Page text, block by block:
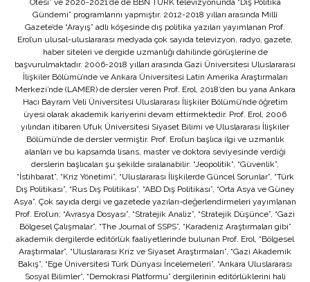
Gündemi” programlarını yapmıştır. 2012-2018 yılları arasında Millî
Gazete’de “Arayış” adlı köşesinde dış politika yazıları yayımlanan Prof.
Erol’un ulusal-uluslararası medyada çok sayıda televizyon, radyo, gazete,
haber siteleri ve dergide uzmanlığı dahilinde görüşlerine de
başvurulmaktadır. 2006-2018 yılları arasında Gazi Üniversitesi Uluslararası
İlişkiler Bölümü’nde ve Ankara Üniversitesi Latin Amerika Araştırmaları
Merkezi’nde (LAMER) de dersler veren Prof. Erol, 2018’den bu yana Ankara
Hacı Bayram Veli Üniversitesi Uluslararası İlişkiler Bölümü’nde öğretim
üyesi olarak akademik kariyerini devam ettirmektedir. Prof. Erol, 2006
yılından itibaren Ufuk Üniversitesi Siyaset Bilimi ve Uluslararası İlişkiler
Bölümü’nde de dersler vermiştir. Prof. Erol’un başlıca ilgi ve uzmanlık
alanları ve bu kapsamda lisans, master ve doktora seviyesinde verdiği
derslerin başlıcaları şu şekilde sıralanabilir: “Jeopolitik”, “Güvenlik”,
“İstihbarat”, “Kriz Yönetimi”, “Uluslararası İlişkilerde Güncel Sorunlar”, “Türk
Dış Politikası”, “Rus Dış Politikası”, “ABD Dış Politikası”, “Orta Asya ve Güney
Asya”. Çok sayıda dergi ve gazetede yazıları-değerlendirmeleri yayımlanan
Prof. Erol’un; “Avrasya Dosyası”, “Stratejik Analiz”, “Stratejik Düşünce”, “Gazi
Bölgesel Çalışmalar”, “The Journal of SSPS”, “Karadeniz Araştırmaları gibi”
akademik dergilerde editörlük faaliyetlerinde bulunan Prof. Erol, “Bölgesel
Araştırmalar”, “Uluslararası Kriz ve Siyaset Araştırmaları”, “Gazi Akademik
Bakış”, “Ege Üniversitesi Türk Dünyası İncelemeleri”, “Ankara Uluslararası
Sosyal Bilimler”, “Demokrasi Platformu” dergilerinin editörlüklerini hali